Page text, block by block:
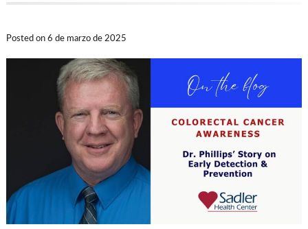
Posted on 6 de marzo de 2025